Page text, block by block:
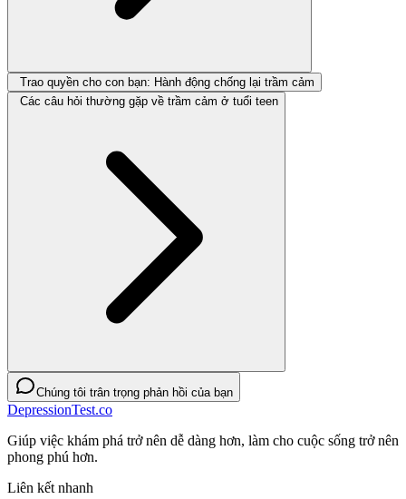
Trao quyền cho con bạn: Hành động chống lại trầm cảm
Các câu hỏi thường gặp về trầm cảm ở tuổi teen
Chúng tôi trân trọng phản hồi của bạn
DepressionTest.co
Giúp việc khám phá trở nên dễ dàng hơn, làm cho cuộc sống trở nên
phong phú hơn.
Liên kết nhanh